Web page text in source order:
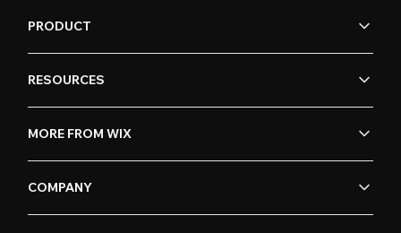
PRODUCT
RESOURCES
MORE FROM WIX
COMPANY